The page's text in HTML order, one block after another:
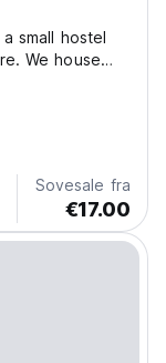
small hostel
We house
rooms have
to five
Sovesale fra
€17.00